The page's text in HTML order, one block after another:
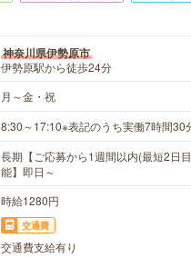
神奈川県伊勢原市
伊勢原駅から徒歩24分
月～金・祝
8:30～17:10※表記のうち実働7時間30
長期【ご応募から1週間以内(最短2日
能】即日～
時給1280円
交通費
交通費支給有り